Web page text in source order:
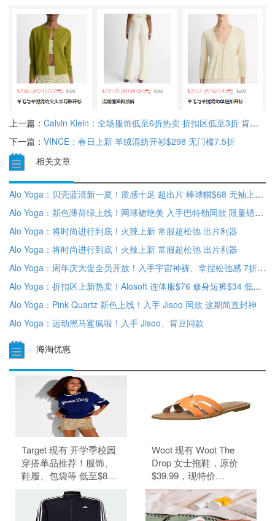
上一篇： Calvin Klein：全场服饰低至6折热卖 折扣区低至3折 肯豆同款红色内衣$16
下一篇： VINCE：春日上新 羊绒混纺开衫$298 无门槛7.5折
相关文章
Alo Yoga：贝壳蓝清新一夏！质感十足 超出片 棒球帽$68 无袖上衣$58
Alo Yoga：新色薄荷绿上线！网球裙绝美 入手巴特勒同款 限量错过就不再
Alo Yoga：将时尚进行到底！火辣上新 常服超松弛 出片利器
Alo Yoga：将时尚进行到底！火辣上新 常服超松弛 出片利器
Alo Yoga：周年庆大促全员开放！入手宇宙神裤、拿捏松弛感 7折优惠
Alo Yoga：折扣区上新热卖！Alosoft 连体服$76 修身短裤$34 低至6折促销
Alo Yoga：Pink Quartz 新色上线！入手 Jisoo 同款 这期简直封神
Alo Yoga：运动黑马鲨疯啦！入手 Jisoo、肯豆同款
海淘优惠
Target 现有 开学季校园
穿搭单品推荐！服饰、
鞋履、包袋等 低至$8。
无需使用优惠码。 优惠
随时可能失效。
Woot 现有 Woot The
Drop 女士拖鞋，原价
$39.99，现特价
$6.99（约47.29元）。
无需使用优惠码。 优惠
随时可能失效。